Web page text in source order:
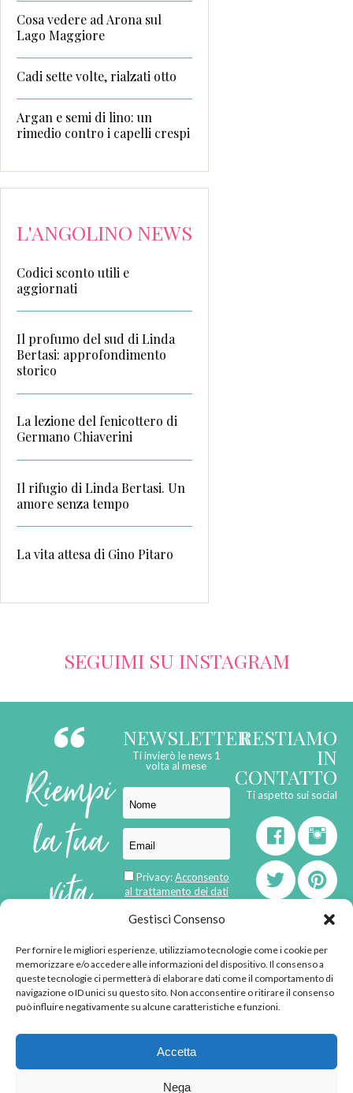
Gestisci Consenso
Per fornire le migliori esperienze, utilizziamo tecnologie come i cookie per
memorizzare e/o accedere alle informazioni del dispositivo. Il consenso a
queste tecnologie ci permetterà di elaborare dati come il comportamento di
navigazione o ID unici su questo sito. Non acconsentire o ritirare il consenso
può influire negativamente su alcune caratteristiche e funzioni.
Accetta
Nega
Cosa vedere ad Arona sul
Lago Maggiore
Cadi sette volte, rialzati otto
Argan e semi di lino: un
rimedio contro i capelli crespi
L'ANGOLINO NEWS
Codici sconto utili e
aggiornati
Il profumo del sud di Linda
Bertasi: approfondimento
storico
La lezione del fenicottero di
Germano Chiaverini
Il rifugio di Linda Bertasi. Un
amore senza tempo
La vita attesa di Gino Pitaro
SEGUIMI SU INSTAGRAM
Riempi
la tua
vita
di
emozioni
NEWSLETTER
Ti invierò le news 1
volta al mese
Privacy:Acconsento
al trattamento dei dati
RESTIAMO
IN
CONTATTO
Ti aspetto sui social
born inMaMaStudiOs